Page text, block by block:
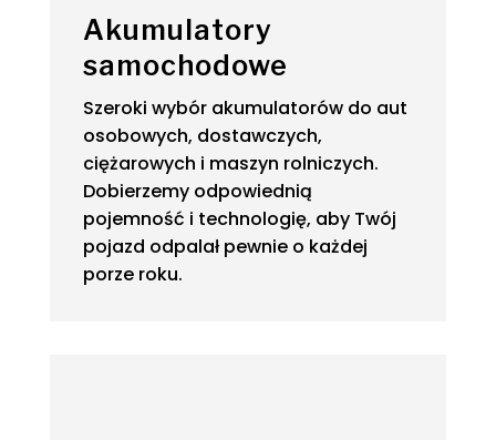
Akumulatory
samochodowe
Szeroki wybór akumulatorów do aut
osobowych, dostawczych,
ciężarowych i maszyn rolniczych.
Dobierzemy odpowiednią
pojemność i technologię, aby Twój
pojazd odpalał pewnie o każdej
porze roku.